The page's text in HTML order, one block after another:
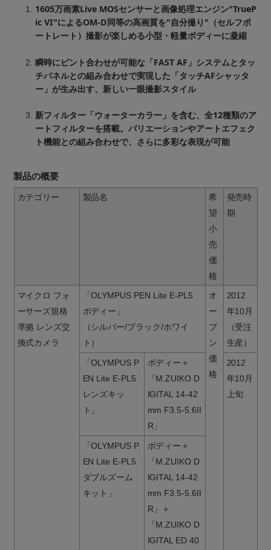
1605万画素Live MOSセンサーと画像処理エンジン"TrueP
ic VI"によるOM-D同等の高画質を"自分撮り"（セルフポ
ートレート）撮影が楽しめる小型・軽量ボディーに凝縮
瞬時にピント合わせが可能な「FAST AF」システムとタッ
チパネルとの組み合わせで実現した「タッチAFシャッタ
ー」が生み出す、新しい一眼撮影スタイル
新フィルター「ウォーターカラー」を含む、全12種類のア
ートフィルターを搭載。バリエーションやアートエフェク
ト機能との組み合わせで、さらに多彩な表現が可能
製品の概要
カテゴリー 製品名
希
望
小
売
価
格
発売時
期
マイクロ フォ
ーサーズ規格
準拠 レンズ交
換式カメラ
「OLYMPUS PEN Lite E-PL5
ボディー」
（シルバー/ブラック/ホワイ
ト）
オ
ー
プ
ン
価
格
2012
年10月
（受注
生産）
「OLYMPUS P
EN Lite E-PL5
レンズキッ
ト」
ボディー＋
「M.ZUIKO D
IGITAL 14-42
mm F3.5-5.6II
R」
2012
年10月
上旬
「OLYMPUS P
EN Lite E-PL5
ダブルズーム
キット」
ボディー＋
「M.ZUIKO D
IGITAL 14-42
mm F3.5-5.6II
R」＋
「M.ZUIKO D
IGITAL ED 40